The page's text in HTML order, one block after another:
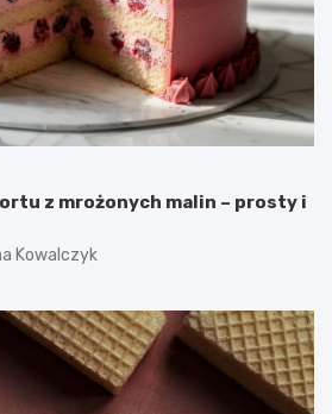
z mrożonych malin – prosty i
Kowalczyk